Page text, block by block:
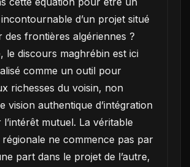
d’un projet situé
des frontières algériennes ?
le discours maghrébin est ici
comme un outil pour
richesses du voisin, non
vision authentique d’intégration
mutuel. La véritable
ne commence pas par
part dans le projet de l’autre,